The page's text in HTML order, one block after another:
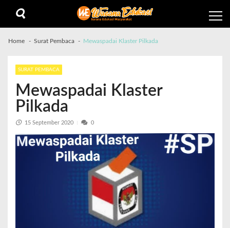
Home Surat Pembaca Mewaspadai Klaster Pilkada
SURAT PEMBACA
Mewaspadai Klaster
Pilkada
15 September 2020 0